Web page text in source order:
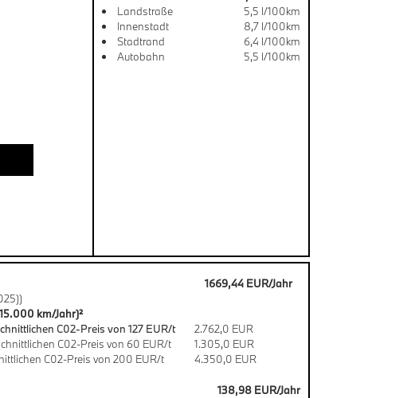
Landstraße
5,5 l/100km
Innenstadt
8,7 l/100km
Stadtrand
6,4 l/100km
Autobahn
5,5 l/100km
1669,44 EUR/Jahr
km/Jahr)²
C02-Preis von 127 EUR/t
2.762,0 EUR
C02-Preis von 60 EUR/t
1.305,0 EUR
C02-Preis von 200 EUR/t
4.350,0 EUR
138,98 EUR/Jahr